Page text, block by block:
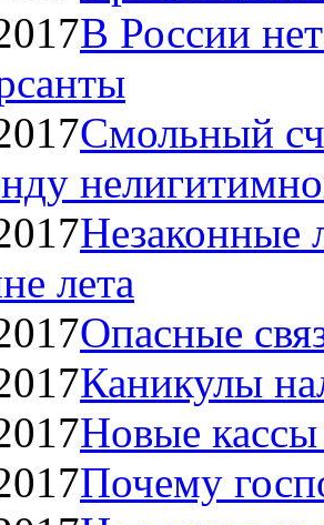
В России
Смольный
Незаконные
лета
Опасные
Каникулы
Новые
Почему